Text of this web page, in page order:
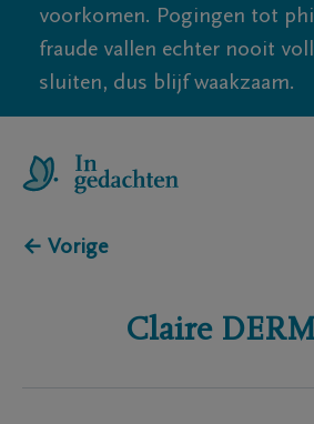
voorkomen. Pogingen tot
fraude vallen echter nooit
sluiten, dus blijf waakzaam.
← Vorige
Claire